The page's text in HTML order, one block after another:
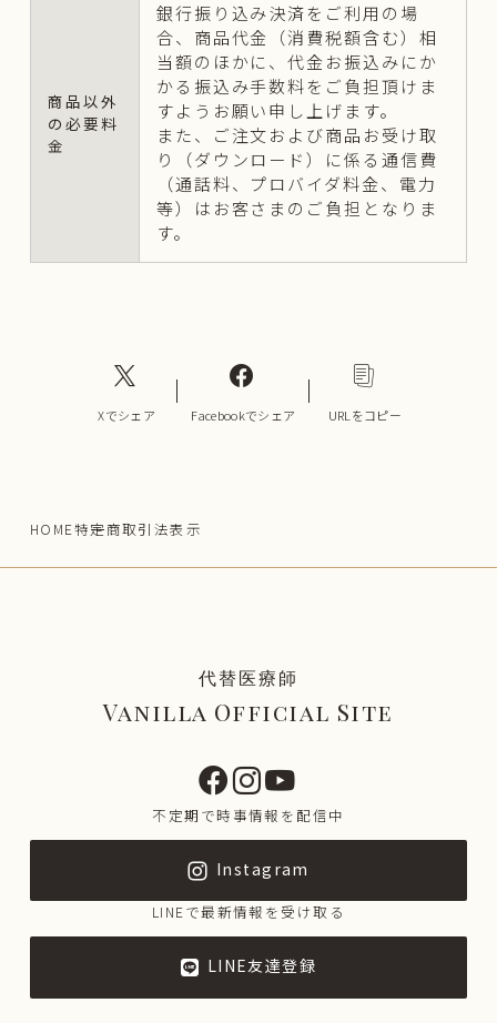
商品以外
の必要料
金
銀行振り込み決済をご利用の場
合、商品代金（消費税額含む）相
当額のほかに、代金お振込みにか
かる振込み手数料をご負担頂けま
すようお願い申し上げます。
また、ご注文および商品お受け取
り（ダウンロード）に係る通信費
（通話料、プロバイダ料金、電力
等）はお客さまのご負担となりま
す。
Xでシェア Facebookでシェア URLをコピー
HOME特定商取引法表示
代替医療師
Vanilla Official Site
不定期で時事情報を配信中
Instagram
LINEで最新情報を受け取る
LINE友達登録